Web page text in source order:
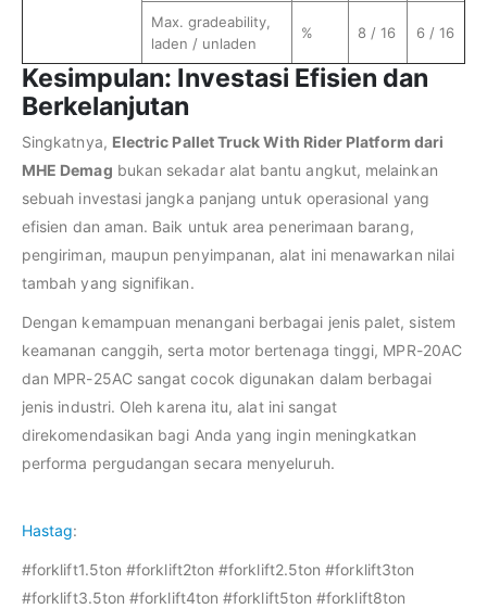
Max. gradeability,
laden / unladen
% 8 / 16 6 / 16
Kesimpulan: Investasi Efisien dan
Berkelanjutan
Singkatnya, Electric Pallet Truck With Rider Platform dari
MHE Demag bukan sekadar alat bantu angkut, melainkan
sebuah investasi jangka panjang untuk operasional yang
efisien dan aman. Baik untuk area penerimaan barang,
pengiriman, maupun penyimpanan, alat ini menawarkan nilai
tambah yang signifikan.
Dengan kemampuan menangani berbagai jenis palet, sistem
keamanan canggih, serta motor bertenaga tinggi, MPR-20AC
dan MPR-25AC sangat cocok digunakan dalam berbagai
jenis industri. Oleh karena itu, alat ini sangat
direkomendasikan bagi Anda yang ingin meningkatkan
performa pergudangan secara menyeluruh.
Hastag:
#forklift1.5ton #forklift2ton #forklift2.5ton #forklift3ton
#forklift3.5ton #forklift4ton #forklift5ton #forklift8ton